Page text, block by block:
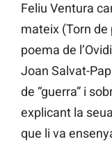
Feliu Ventura
mateix (Torn
poema de
Joan Salvat-
de “guerra” i
explicant la
que li va